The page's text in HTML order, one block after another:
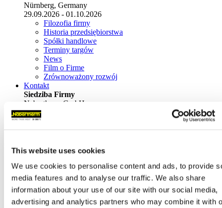
This website uses cookies
We use cookies to personalise content and ads, to provide
media features and to analyse our traffic. We also share
information about your use of our site with our social media,
advertising and analytics partners who may combine it with
Nürnberg, Germany
29.09.2026 - 01.10.2026
Filozofia firmy
Historia przedsiębiorstwa
Spółki handlowe
Terminy targów
News
Film o Firme
Zrównoważony rozwój
Kontakt
Siedziba Firmy
Nabertherm GmbH
Bahnhofstr. 20
+49 4298 922-0
contact@nabertherm.de
Warehouse Deliveries:
Dr.-Sasse-Straße 31,
28865 Lilienthal (Germany)
Sprzedaż na świecie